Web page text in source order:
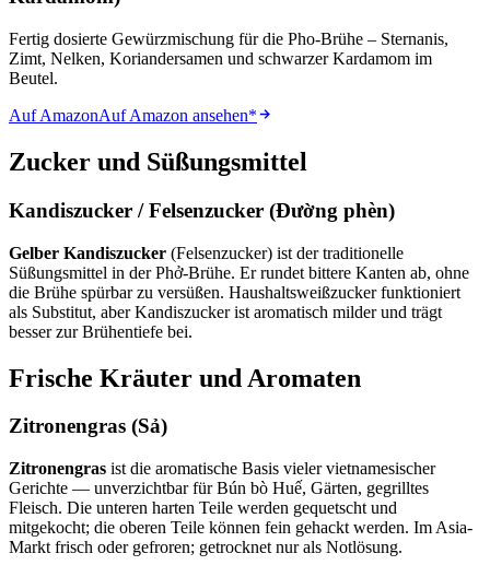
Fertig dosierte Gewürzmischung für die Pho-Brühe – Sternanis,
Zimt, Nelken, Koriandersamen und schwarzer Kardamom im
Beutel.
Auf AmazonAuf Amazon ansehen*
Zucker und Süßungsmittel
Kandiszucker / Felsenzucker (Đường phèn)
Gelber Kandiszucker (Felsenzucker) ist der traditionelle
Süßungsmittel in der Phở-Brühe. Er rundet bittere Kanten ab, ohne
die Brühe spürbar zu versüßen. Haushaltsweißzucker funktioniert
als Substitut, aber Kandiszucker ist aromatisch milder und trägt
besser zur Brühentiefe bei.
Frische Kräuter und Aromaten
Zitronengras (Sả)
Zitronengras ist die aromatische Basis vieler vietnamesischer
Gerichte — unverzichtbar für Bún bò Huế, Gärten, gegrilltes
Fleisch. Die unteren harten Teile werden gequetscht und
mitgekocht; die oberen Teile können fein gehackt werden. Im Asia-
Markt frisch oder gefroren; getrocknet nur als Notlösung.